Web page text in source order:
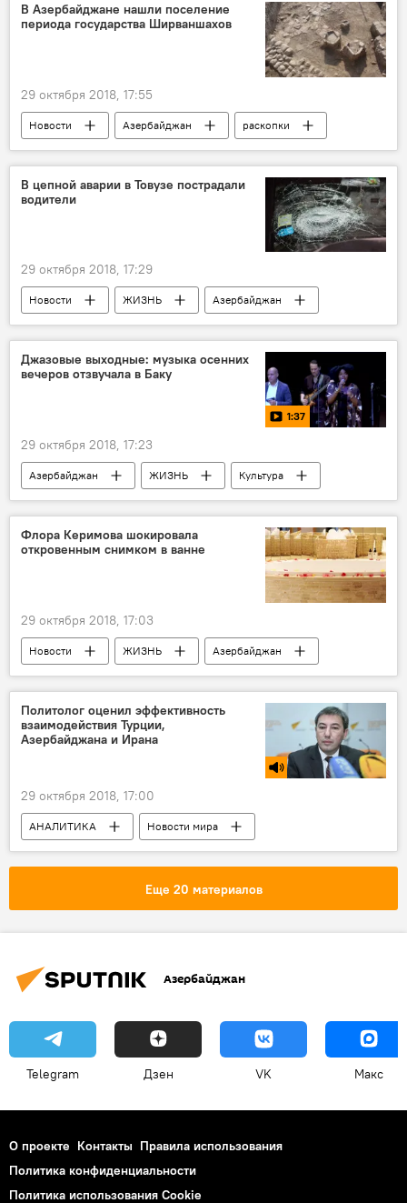
В Азербайджане нашли поселение
периода государства Ширваншахов
29 октября 2018, 17:55
Новости Азербайджан
раскопки
поселение
период
В цепной аварии в Товузе пострадали
водители
29 октября 2018, 17:29
Новости ЖИЗНЬ
Азербайджан
Происшествия
Цепная авария
Водители
Джазовые выходные: музыка осенних
вечеров отзвучала в Баку
1:37
29 октября 2018, 17:23
Азербайджан ЖИЗНЬ
Культура
МУЛЬТИМЕДИА
Видео
Флора Керимова шокировала
откровенным снимком в ванне
29 октября 2018, 17:03
Новости ЖИЗНЬ Азербайджан
Политолог оценил эффективность
взаимодействия Турции,
Азербайджана и Ирана
29 октября 2018, 17:00
АНАЛИТИКА
Новости мира
Азербайджан
Политика
РАДИО
Еще 20 материалов
Азербайджан
Telegram Дзен VK Макс
О проекте Контакты Правила использования
Политика конфиденциальности
Политика использования Cookie